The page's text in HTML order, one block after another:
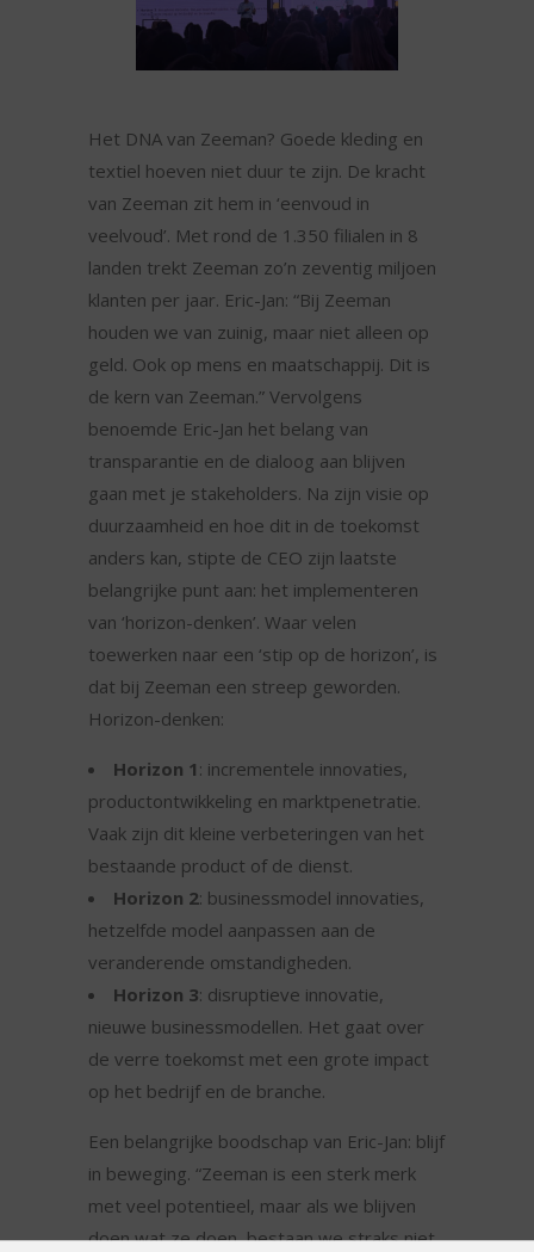
Het DNA van Zeeman? Goede kleding en
textiel hoeven niet duur te zijn. De kracht
van Zeeman zit hem in ‘eenvoud in
veelvoud’. Met rond de 1.350 filialen in 8
landen trekt Zeeman zo’n zeventig miljoen
klanten per jaar. Eric-Jan: “Bij Zeeman
houden we van zuinig, maar niet alleen op
geld. Ook op mens en maatschappij. Dit is
de kern van Zeeman.” Vervolgens
benoemde Eric-Jan het belang van
transparantie en de dialoog aan blijven
gaan met je stakeholders. Na zijn visie op
duurzaamheid en hoe dit in de toekomst
anders kan, stipte de CEO zijn laatste
belangrijke punt aan: het implementeren
van ‘horizon-denken’. Waar velen
toewerken naar een ‘stip op de horizon’, is
dat bij Zeeman een streep geworden.
Horizon-denken:
Horizon 1 : incrementele innovaties,
productontwikkeling en marktpenetratie.
Vaak zijn dit kleine verbeteringen van het
bestaande product of de dienst.
Horizon 2: businessmodel innovaties,
hetzelfde model aanpassen aan de
veranderende omstandigheden.
Horizon 3: disruptieve innovatie,
nieuwe businessmodellen. Het gaat over
de verre toekomst met een grote impact
op het bedrijf en de branche.
Een belangrijke boodschap van Eric-Jan: blijf
in beweging. “Zeeman is een sterk merk
met veel potentieel, maar als we blijven
doen wat ze doen, bestaan we straks niet